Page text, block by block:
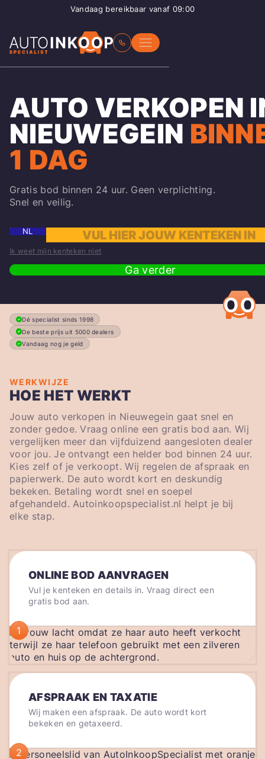
Vandaag bereikbaar vanaf 09:00
AUTO VERKOPEN
NIEUWEGEIN
1 DAG
Gratis bod binnen 24 uur. Geen verplichting.
Snel en veilig.
NL
Ik weet mijn kenteken niet
Ga verder
Dé specialist sinds 1998
De beste prijs uit 5000 dealers
Vandaag nog je geld
WERKWIJZE
HOE HET WERKT
Jouw auto verkopen in Nieuwegein gaat snel en
zonder gedoe. Vraag online een gratis bod aan. Wij
vergelijken meer dan vijfduizend aangesloten dealer
voor jou. Je ontvangt een helder bod binnen 24 uur.
Kies zelf of je verkoopt. Wij regelen de afspraak en
papierwerk. De auto wordt kort en deskundig
bekeken. Betaling wordt snel en soepel
afgehandeld. Autoinkoopspecialist.nl helpt je bij
elke stap.
ONLINE BOD AANVRAGEN
Vul je kenteken en details in. Vraag direct een
gratis bod aan.
1
AFSPRAAK EN TAXATIE
Wij maken een afspraak. De auto wordt kort
bekeken en getaxeerd.
2